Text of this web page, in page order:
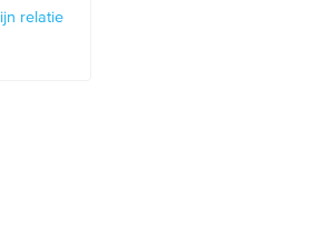
relatie